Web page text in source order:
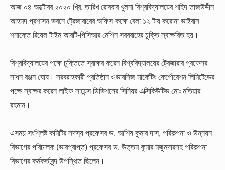
আজ ০৪ অক্টোবর ২০২০ খ্রি. তারিখ রোববার খুলনা বিশ্ববিদ্যালয়ের শহিদ তাজউদ্দীন
আহমদ প্রশাসন ভবনে ট্রেজারারের অফিস কক্ষে বেলা ১২ টায় করোনা ভাইরাস
শনাক্তে রিয়েল টাইম আরটি-পিসিআর মেশিন সরবরাহের চুক্তি স্বাক্ষরিত হয়।
বিশ্ববিদ্যালয়ের পক্ষে চুক্তিতে স্বাক্ষর করেন বিশ্ববিদ্যালয়ের ট্রেজারার প্রফেসর
সাধন রঞ্জন ঘোষ। সরবরাহকারী প্রতিষ্ঠান ওভারসিজ মার্কেটিং কের্পোরেশন লিমিটেডের
পক্ষে স্বাক্ষর করেন লাইফ সায়েন্স ডিভিশনের সিনিয়র এক্সিকিউটিভ মোঃ মতিয়ার
রহমান।
এসময় সংশ্লিষ্ট কমিটির সদস্য প্রফেসর ড. আশিষ কুমার দাস, পরিকল্পনা ও উন্নয়ন
বিভাগের পরিচালক (ভারপ্রাপ্ত) প্রফেসর ড. উত্তম কুমার মজুমদারসহ পরিকল্পনা
বিভাগের কর্মকর্তাবৃন্দ উপস্থিত ছিলেন।